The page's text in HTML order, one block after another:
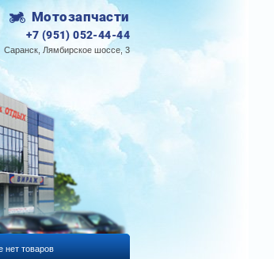
Мотозапчасти
+7 (951) 052-44-44
Саранск, Лямбирское шоссе, 3
нет товаров